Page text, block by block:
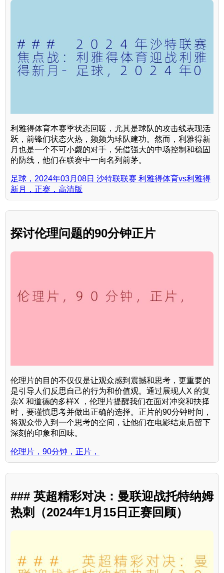
利雅得体育本赛季状态回暖，尤其是球队的攻击线表现活
跃，前锋们状态火热，频频为球队建功。然而，利雅得新
月也是一个不可小觑的对手，凭借强大的中场控制和稳固
的防线，他们在联赛中一向名列前茅。
足球，2024年03月08日 沙特联联赛 利雅得体育vs利雅得
新月，正赛，高清版
探讨伦理问题的90分钟正片
伦理片的目的不仅仅是让观众感到震撼和思考，更重要的
是引导人们反思自己的行为和价值观。通过展现人X 的复
杂X 和道德的多样X ，伦理片提醒我们在面对冲突和抉择
时，要谨慎思考并做出正确的选择。正片的90分钟时间，
将观众带入到一个思考的空间，让他们在电影结束后留下
深刻的印象和回味。
伦理片，90分钟，正片，
### 英超精彩对决：曼联迎战托特纳姆
热刺（2024年1月15日正赛回顾）